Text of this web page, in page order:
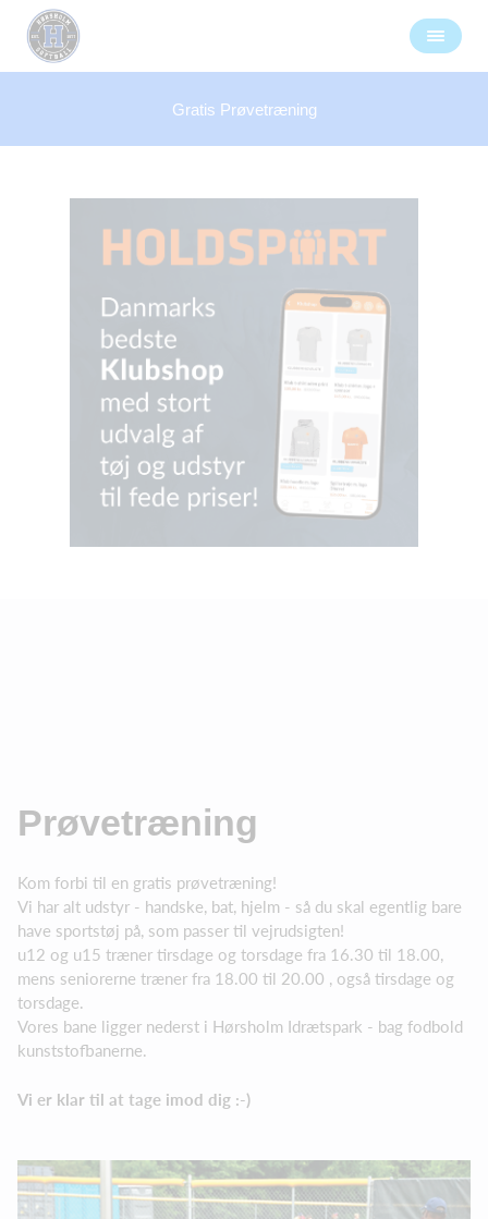
Gratis Prøvetræning
Prøvetræning
Kom forbi til en gratis prøvetræning!
Vi har alt udstyr - handske, bat, hjelm - så du skal egentlig bare
have sportstøj på, som passer til vejrudsigten!
u12 og u15 træner tirsdage og torsdage fra 16.30 til 18.00,
mens seniorerne træner fra 18.00 til 20.00 , også tirsdage og
torsdage.
Vores bane ligger nederst i Hørsholm Idrætspark - bag fodbold
kunststofbanerne.
Vi er klar til at tage imod dig :-)